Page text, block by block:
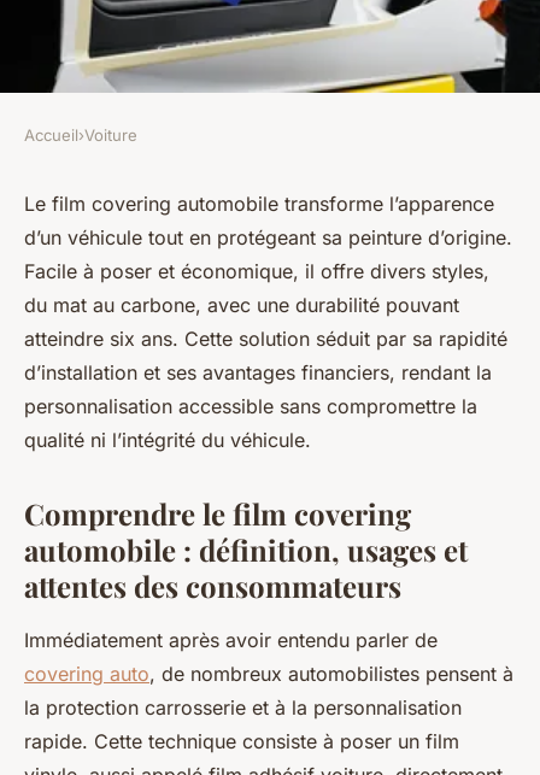
Tout ce qu'il faut savoir sur le
film covering automobile
Zélie•19 juin 2025•4 min de lecture
Accueil›Voiture
Le film covering automobile transforme l’apparence
d’un véhicule tout en protégeant sa peinture d’origine.
Facile à poser et économique, il offre divers styles,
du mat au carbone, avec une durabilité pouvant
atteindre six ans. Cette solution séduit par sa rapidité
d’installation et ses avantages financiers, rendant la
personnalisation accessible sans compromettre la
qualité ni l’intégrité du véhicule.
Comprendre le film covering
automobile : définition, usages et
attentes des consommateurs
Immédiatement après avoir entendu parler de
covering auto, de nombreux automobilistes pensent à
la protection carrosserie et à la personnalisation
rapide. Cette technique consiste à poser un film